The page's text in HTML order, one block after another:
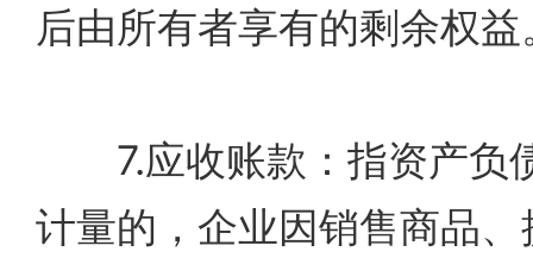
后由所有者享有的剩余权益
7.应收账款：指资产负
计量的，企业因销售商品